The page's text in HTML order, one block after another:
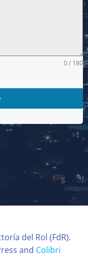
0 / 180
del Rol (FdR).
and Colibri